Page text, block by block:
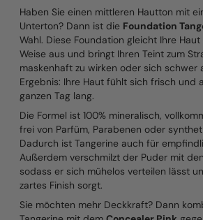
Haben Sie einen mittleren Hautton mit
Unterton? Dann ist die Foundation
Wahl. Diese Foundation gleicht Ihre
Weise aus und bringt Ihren Teint zum
maskenhaft zu wirken oder sich schwer
Ergebnis: Ihre Haut fühlt sich frisch und
ganzen Tag lang.
Die Formel ist 100% mineralisch,
frei von Parfüm, Parabenen oder
Dadurch ist Tangerine auch für
Außerdem verschmilzt der Puder mit
sodass er sich mühelos verteilen lässt
zartes Finish sorgt.
Sie möchten mehr Deckkraft? Dann